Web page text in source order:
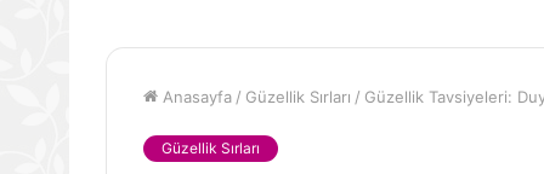
Anasayfa / Güzellik Sırları / Güzellik Tavsiyeleri:
Güzellik Sırları